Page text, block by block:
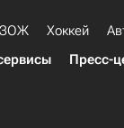
ЗОЖ Хоккей
Пресс-